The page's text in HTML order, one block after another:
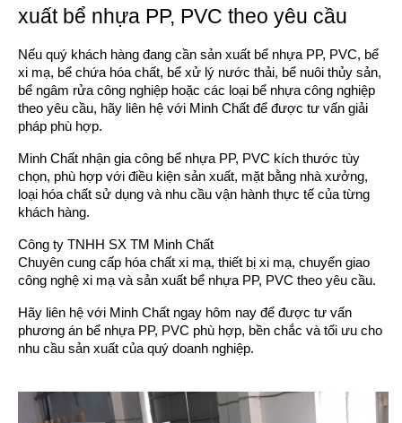
xuất bể nhựa PP, PVC theo yêu cầu
Nếu quý khách hàng đang cần sản xuất bể nhựa PP, PVC, bể
xi mạ, bể chứa hóa chất, bể xử lý nước thải, bể nuôi thủy sản,
bể ngâm rửa công nghiệp hoặc các loại bể nhựa công nghiệp
theo yêu cầu, hãy liên hệ với Minh Chất để được tư vấn giải
pháp phù hợp.
Minh Chất nhận gia công bể nhựa PP, PVC kích thước tùy
chọn, phù hợp với điều kiện sản xuất, mặt bằng nhà xưởng,
loại hóa chất sử dụng và nhu cầu vận hành thực tế của từng
khách hàng.
Công ty TNHH SX TM Minh Chất
Chuyên cung cấp hóa chất xi mạ, thiết bị xi mạ, chuyển giao
công nghệ xi mạ và sản xuất bể nhựa PP, PVC theo yêu cầu.
Hãy liên hệ với Minh Chất ngay hôm nay để được tư vấn
phương án bể nhựa PP, PVC phù hợp, bền chắc và tối ưu cho
nhu cầu sản xuất của quý doanh nghiệp.